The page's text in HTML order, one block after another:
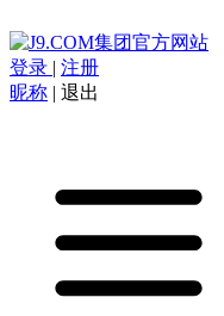
登录 | 注册
昵称 | 退出